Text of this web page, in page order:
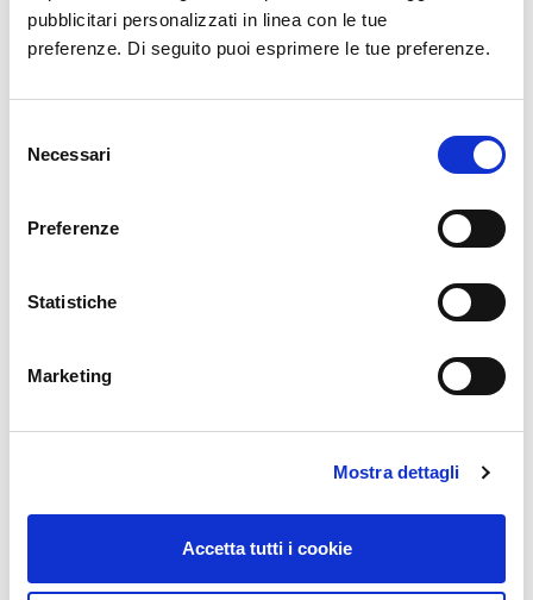
pubblicitari personalizzati in linea con le tue
preferenze. Di seguito puoi esprimere le tue preferenze.
delNecessari
Preferenze
Statistiche
Marketing
Mostra dettagli
Accetta tutti i cookie
Wizz Air cresce a Napoli e Salerno